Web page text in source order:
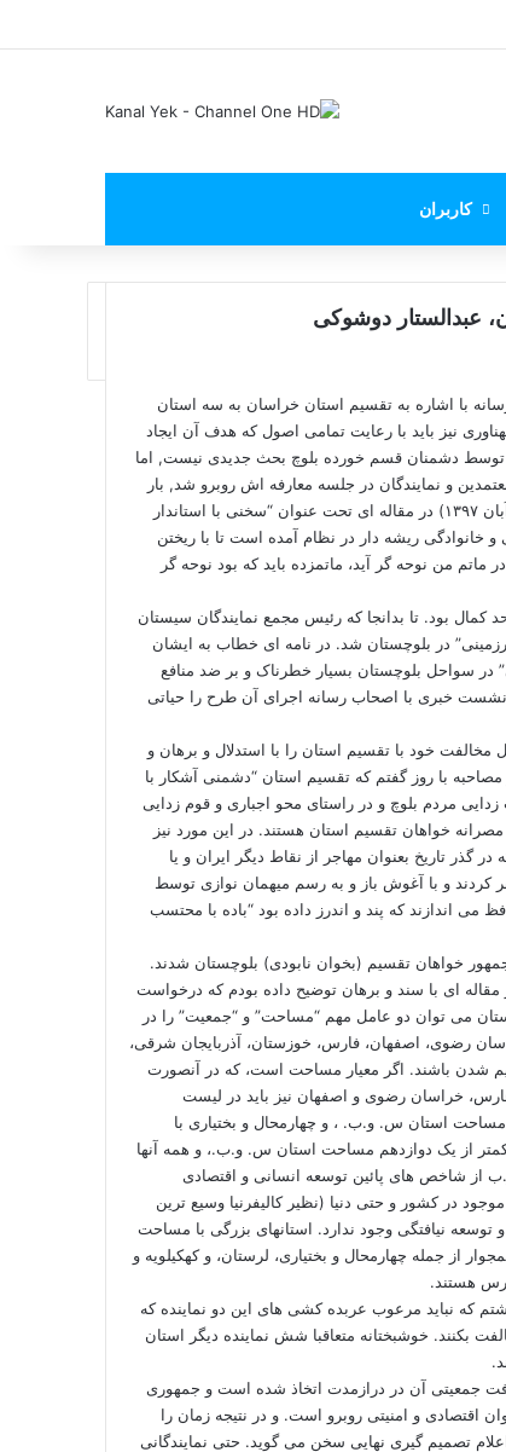
کاربران
عبدالستار دوشوکی
با اشاره به تقسیم استان خراسان به سه استان
نیز باید با رعایت تمامی اصول که هدف آن ایجاد
توسط دشمنان قسم خورده بلوچ بحث جدیدی نیست, اما
ماه پیش با استقبال علماء, معتمدین و نمایندگان در جلسه معارفه اش روبرو شد, بار
سخنی با استاندار
ریشه دار در نظام آمده است تا با ریختن
من نوحه گر آید، ماتمزده باید که بود نوحه گر
کمال بود. تا بدانجا که رئیس مجمع نمایندگان سیستان
در بلوچستان شد. در نامه ای خطاب به ایشان
در سواحل بلوچستان بسیار خطرناک و بر ضد منافع
نشست خبری با اصحاب رسانه اجرای آن طرح را حیاتی
مخالفت خود با تقسیم استان را با استدلال و برهان و
مصاحبه با روز گفتم که تقسیم استان “دشمنی آشکار با
مردم بلوچ و در راستای محو اجباری و قوم زدایی
مصرانه خواهان تقسیم استان هستند. در این مورد نیز
گذر تاریخ بعنوان مهاجر از نقاط دیگر ایران و یا
کردند و با آغوش باز و به رسم میهمان نوازی توسط
اندازند که پند و اندرز داده بود “باده با محتسب
خواهان تقسیم (بخوان نابودی) بلوچستان شدند.
مقاله ای با سند و برهان توضیح داده بودم که درخواست
می توان دو عامل مهم “مساحت” و “جمعیت” را در
رضوی، اصفهان، فارس، خوزستان، آذربایجان شرقی،
شدن باشند. اگر معیار مساحت است، که در آنصورت
خراسان رضوی و اصفهان نیز باید در لیست
مساحت استان س. و.ب. ، و چهارمحال و بختیاری با
از یک دوازدهم مساحت استان س. و.ب.، و همه آنها
از شاخص های پائین توسعه انسانی و اقتصادی
در کشور و حتی دنیا (نظیر کالیفرنیا وسیع ترین
نیافتگی وجود ندارد. استانهای بزرگی با مساحت
از جمله چهارمحال و بختیاری، لرستان، و کهکیلویه و
هستند.
نوشتم که نباید مرعوب عربده کشی های این دو نماینده که
بکنند. خوشبختانه متعاقبا شش نماینده دیگر استان
جمعیتی آن در درازمدت اتخاذ شده است و جمهوری
و امنیتی روبرو است. و در نتیجه زمان را
تصمیم گیری نهایی سخن می گوید. حتی نمایندگانی